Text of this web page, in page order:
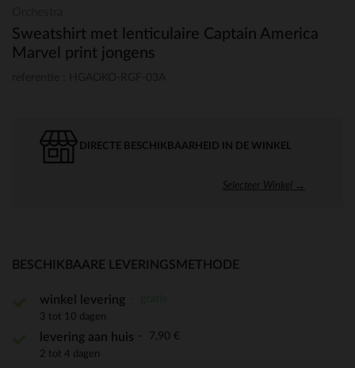
Sweatshirt met lenticulaire Captain America
Marvel print jongens
DIRECTE BESCHIKBAARHEID IN DE WINKEL
Selecteer Winkel →
BESCHIKBAARE LEVERINGSMETHODE
winkel levering
3 tot 10 dagen
levering aan huis 7,90 €
2 tot 4 dagen